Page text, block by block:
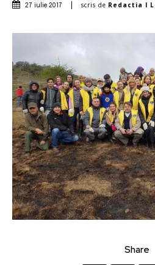
27 iulie 2017 scris de Redactia I
Share